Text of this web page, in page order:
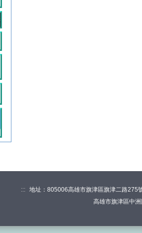
::: 地址：805006高雄市旗津區旗津二路
高雄市旗津區中